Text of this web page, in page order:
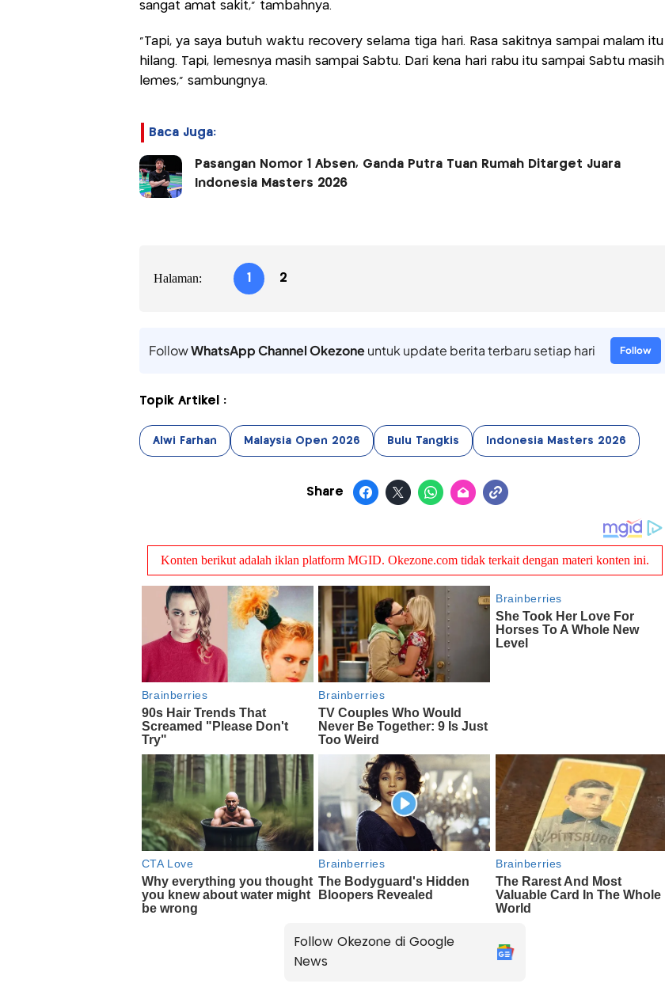
sangat amat sakit," tambahnya.
"Tapi, ya saya butuh waktu recovery selama tiga hari. Rasa sakitnya sampai malam itu
hilang. Tapi, lemesnya masih sampai Sabtu. Dari kena hari rabu itu sampai Sabtu masih
lemes," sambungnya.
Baca Juga:
Pasangan Nomor 1 Absen, Ganda Putra Tuan Rumah Ditarget Juara
Indonesia Masters 2026
Halaman: 1 2
FollowWhatsApp Channel Okezoneuntuk update berita terbaru setiap hari Follow
Topik Artikel :
Alwi Farhan Malaysia Open 2026 Bulu Tangkis Indonesia Masters 2026
Share
Follow Okezone di Google
News